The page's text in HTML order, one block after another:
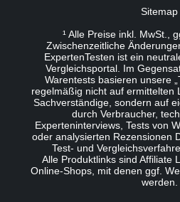
Sitemap
¹ Alle Preise inkl. MwSt.,
Zwischenzeitliche
ExpertenTesten ist ein
Vergleichsportal. Im
Warentests basieren unsere
regelmäßig nicht auf ermittelten
Sachverständige, sondern auf
durch Verbraucher,
Experteninterviews, Tests von
oder analysierten Rezensionen
Test- und
Alle Produktlinks sind Affiliate
Online-Shops, mit denen ggf.
werden.